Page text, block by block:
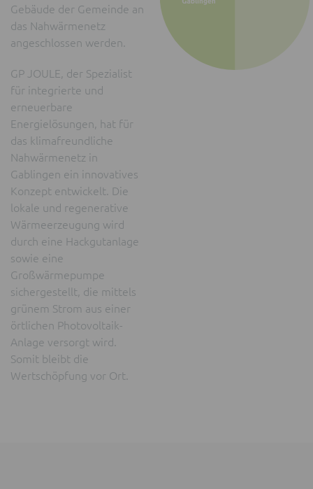
Gebäude der Gemeinde an
das Nahwärmenetz
angeschlossen werden.
GP JOULE, der Spezialist
für integrierte und
erneuerbare
Energielösungen, hat für
das klimafreundliche
Nahwärmenetz in
Gablingen ein innovatives
Konzept entwickelt. Die
lokale und regenerative
Wärmeerzeugung wird
durch eine Hackgutanlage
sowie eine
Großwärmepumpe
sichergestellt, die mittels
grünem Strom aus einer
örtlichen Photovoltaik-
Anlage versorgt wird.
Somit bleibt die
Wertschöpfung vor Ort.